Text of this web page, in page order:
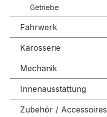
Getriebe
Fahrwerk
Karosserie
Mechanik
Innenausstattung
Zubehör / Accessoires